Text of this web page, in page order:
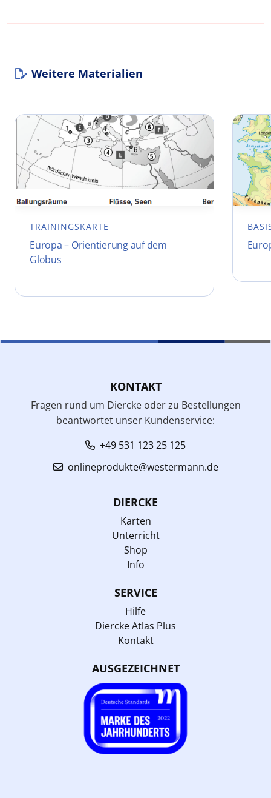
Weitere Materialien
TRAININGSKARTE
Europa – Orientierung auf dem
Globus
KONTAKT
Fragen rund um Diercke oder zu Bestellungen
beantwortet unser Kundenservice:
+49 531 123 25 125
onlineprodukte@westermann.de
DIERCKE
Karten
Unterricht
Shop
Info
SERVICE
Hilfe
Diercke Atlas Plus
Kontakt
AUSGEZEICHNET